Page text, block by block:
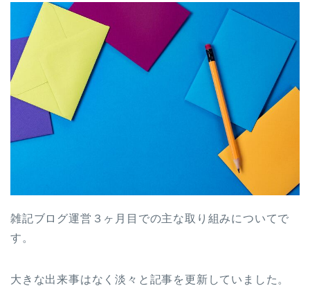
雑記ブログ運営３ヶ月目での主な取り組みについてで
す。
大きな出来事はなく淡々と記事を更新していました。